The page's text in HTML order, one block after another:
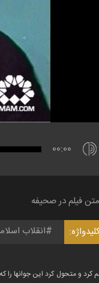
00:00
متن فیلم در صحیفه
انقلاب
کرد و متحول کرد این جوانها را